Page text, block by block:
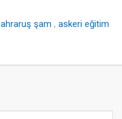
ahraruş şam , askeri eğitim